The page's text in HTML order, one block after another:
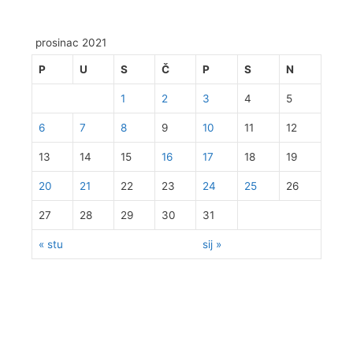
prosinac 2021
P U S Č P S N
« stu sij »
1 2 3 4 5
6 7 8 9 10 11 12
13 14 15 16 17 18 19
20 21 22 23 24 25 26
27 28 29 30 31